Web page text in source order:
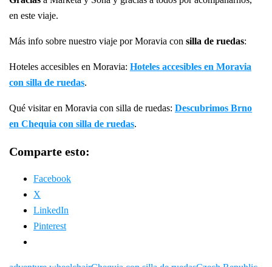
en este viaje.
Más info sobre nuestro viaje por Moravia con silla de ruedas:
Hoteles accesibles en Moravia: Hoteles accesibles en Moravia
con silla de ruedas.
Qué visitar en Moravia con silla de ruedas: Descubrimos Brno
en Chequia con silla de ruedas.
Comparte esto:
Facebook
X
LinkedIn
Pinterest